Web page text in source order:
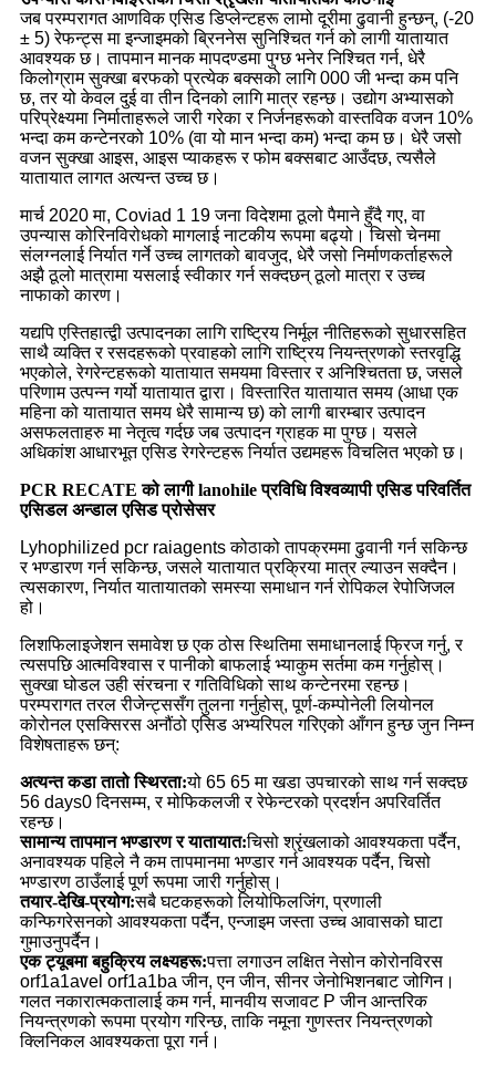
जब परम्परागत आणविक एसिड डिप्लेन्टहरू लामो दूरीमा ढुवानी हुन्छन्, (-20
± 5) रेफन्ट्स मा इन्जाइमको ब्रिननेस सुनिश्चित गर्न को लागी यातायात
आवश्यक छ। तापमान मानक मापदण्डमा पुग्छ भनेर निश्चित गर्न, धेरै
किलोग्राम सुक्खा बरफको प्रत्येक बक्सको लागि 000 जी भन्दा कम पनि
छ, तर यो केवल दुई वा तीन दिनको लागि मात्र रहन्छ। उद्योग अभ्यासको
परिप्रेक्ष्यमा निर्माताहरूले जारी गरेका र निर्जनहरूको वास्तविक वजन 10%
भन्दा कम कन्टेनरको 10% (वा यो मान भन्दा कम) भन्दा कम छ। धेरै जसो
वजन सुक्खा आइस, आइस प्याकहरू र फोम बक्सबाट आउँदछ, त्यसैले
यातायात लागत अत्यन्त उच्च छ।
मार्च 2020 मा, Coviad 1 19 जना विदेशमा ठूलो पैमाने हुँदै गए, वा
उपन्यास कोरिनविरोधको मागलाई नाटकीय रूपमा बढ्यो। चिसो चेनमा
संलग्नलाई निर्यात गर्ने उच्च लागतको बावजुद, धेरै जसो निर्माणकर्ताहरूले
अझै ठूलो मात्रामा यसलाई स्वीकार गर्न सक्दछन् ठूलो मात्रा र उच्च
नाफाको कारण।
यद्यपि एस्तिहात्द्वी उत्पादनका लागि राष्ट्रिय निर्मूल नीतिहरूको सुधारसहित
साथै व्यक्ति र रसदहरूको प्रवाहको लागि राष्ट्रिय नियन्त्रणको स्तरवृद्धि
भएकोले, रेगरेन्टहरूको यातायात समयमा विस्तार र अनिश्चितता छ, जसले
परिणाम उत्पन्न गर्यो यातायात द्वारा। विस्तारित यातायात समय (आधा एक
महिना को यातायात समय धेरै सामान्य छ) को लागी बारम्बार उत्पादन
असफलताहरु मा नेतृत्व गर्दछ जब उत्पादन ग्राहक मा पुग्छ। यसले
अधिकांश आधारभूत एसिड रेगरेन्टहरू निर्यात उद्यमहरू विचलित भएको छ।
PCR RECATE को लागी lanohile प्रविधि विश्वव्यापी एसिड परिवर्तित
एसिडल अन्डाल एसिड प्रोसेसर
Lyhophilized pcr raiagents कोठाको तापक्रममा ढुवानी गर्न सकिन्छ
र भण्डारण गर्न सकिन्छ, जसले यातायात प्रक्रिया मात्र ल्याउन सक्दैन।
त्यसकारण, निर्यात यातायातको समस्या समाधान गर्न रोपिकल रेपोजिजल
हो।
लिशफिलाइजेशन समावेश छ एक ठोस स्थितिमा समाधानलाई फ्रिज गर्नु, र
त्यसपछि आत्मविश्वास र पानीको बाफलाई भ्याकुम सर्तमा कम गर्नुहोस्।
सुक्खा घोडल उही संरचना र गतिविधिको साथ कन्टेनरमा रहन्छ।
परम्परागत तरल रीजेन्ट्ससँग तुलना गर्नुहोस्, पूर्ण-कम्पोनेली लियोनल
कोरोनल एसक्सिरस अनौंठो एसिड अभ्यरिपल गरिएको आँगन हुन्छ जुन निम्न
विशेषताहरू छन्:
अत्यन्त कडा तातो स्थिरता:यो 65 65 मा खडा उपचारको साथ गर्न सक्दछ
56 days0 दिनसम्म, र मोफिकलजी र रेफेन्टरको प्रदर्शन अपरिवर्तित
रहन्छ।
सामान्य तापमान भण्डारण र यातायात:चिसो श्रृंखलाको आवश्यकता पर्दैन,
अनावश्यक पहिले नै कम तापमानमा भण्डार गर्न आवश्यक पर्दैन, चिसो
भण्डारण ठाउँलाई पूर्ण रूपमा जारी गर्नुहोस्।
तयार-देखि-प्रयोग:सबै घटकहरूको लियोफिलजिंग, प्रणाली
कन्फिगरेसनको आवश्यकता पर्दैन, एन्जाइम जस्ता उच्च आवासको घाटा
गुमाउनुपर्दैन।
एक ट्यूबमा बहुक्रिय लक्ष्यहरू:पत्ता लगाउन लक्षित नेसोन कोरोनविरस
orf1a1avel orf1a1ba जीन, एन जीन, सीनर जेनोभिशनबाट जोगिन।
गलत नकारात्मकतालाई कम गर्न, मानवीय सजावट P जीन आन्तरिक
नियन्त्रणको रूपमा प्रयोग गरिन्छ, ताकि नमूना गुणस्तर नियन्त्रणको
क्लिनिकल आवश्यकता पूरा गर्न।